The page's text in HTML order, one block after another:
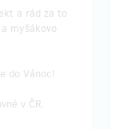
a rád za to
a myšákovo
do Vánoc!
v ČR.